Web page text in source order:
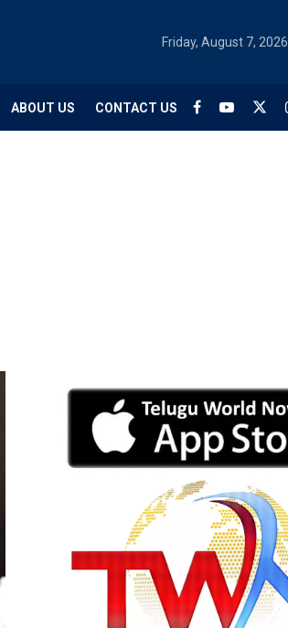
Friday, August 7, 2026
ABOUT US CONTACT US